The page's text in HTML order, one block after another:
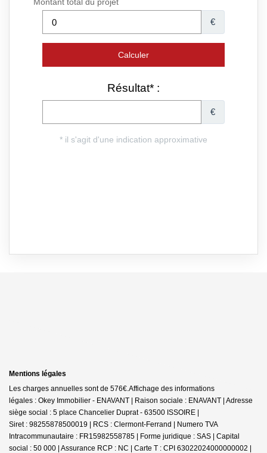
Mentions légales
Les charges annuelles sont de 576€.Affichage des informations
légales : Okey Immobilier - ENAVANT | Raison sociale : ENAVANT | Adresse
siège social : 5 place Chancelier Duprat - 63500 ISSOIRE |
Siret : 98255878500019 | RCS : Clermont-Ferrand | Numero TVA
Intracommunautaire : FR15982558785 | Forme juridique : SAS | Capital
social : 50 000 | Assurance RCP : NC | Carte T : CPI 63022024000000002 |